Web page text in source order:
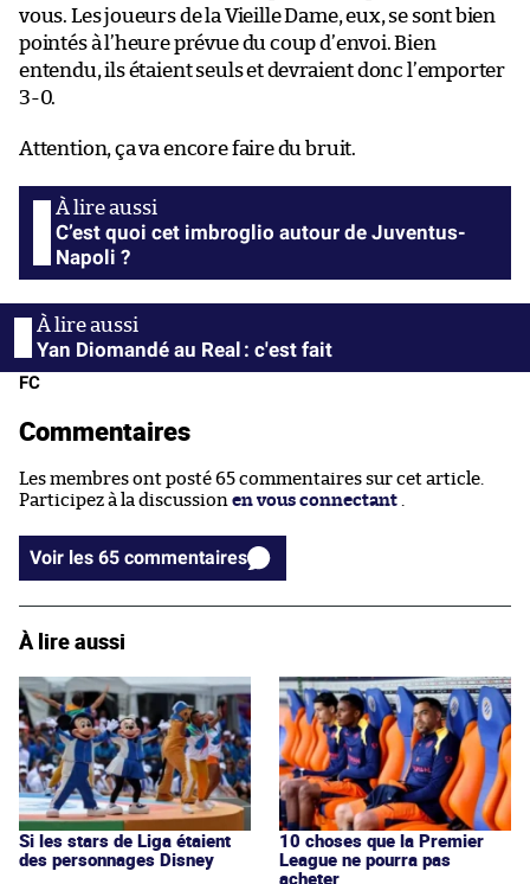
vous. Les joueurs de la Vieille Dame, eux, se sont bien
pointés à l’heure prévue du coup d’envoi. Bien
entendu, ils étaient seuls et devraient donc l’emporter
3-0.
Attention, ça va encore faire du bruit.
C’est quoi cet imbroglio autour de Juventus-
Napoli ?
Yan Diomandé au Real : c'est fait
FC
Commentaires
Les membres ont posté 65 commentaires sur cet article.
Participez à la discussion en vous connectant
Voir les 65 commentaires
À lire aussi
Si les stars de Liga étaient
des personnages Disney
10 choses que la Premier
League ne pourra pas
acheter